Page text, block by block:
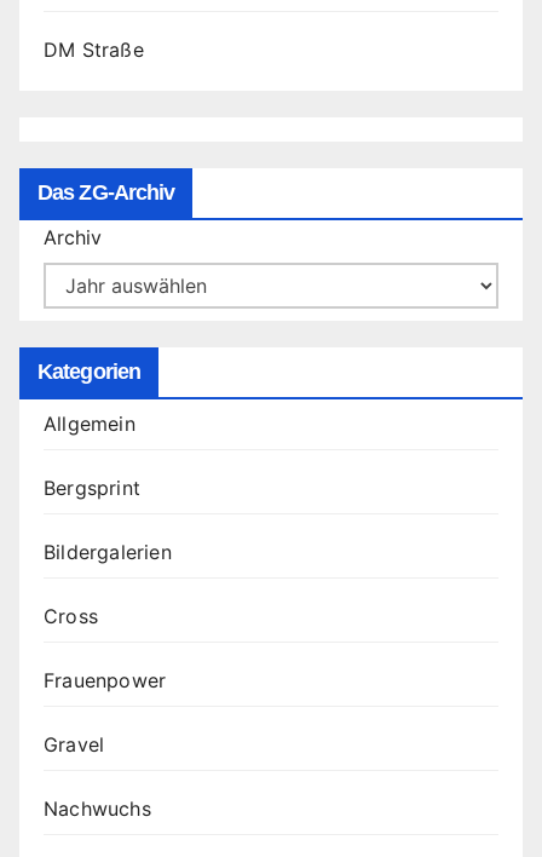
DM Straße
Das ZG-Archiv
Archiv
Kategorien
Allgemein
Bergsprint
Bildergalerien
Cross
Frauenpower
Gravel
Nachwuchs